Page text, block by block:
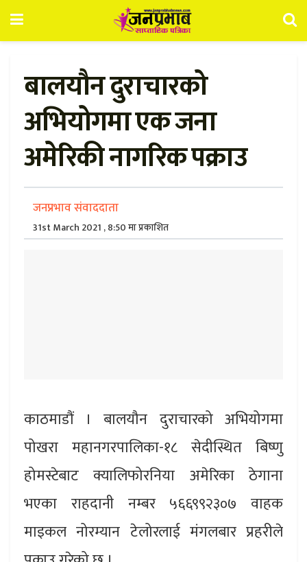
बालयौन दुराचारको
अभियोगमा एक जना
अमेरिकी नागरिक पक्राउ
जनप्रभाव संवाददाता
31st March 2021 , 8:50 मा प्रकाशित
काठमाडौं । बालयौन दुराचारको अभियोगमा
पोखरा महानगरपालिका-१८ सेदीस्थित बिष्णु
होमस्टेबाट क्यालिफोरनिया अमेरिका ठेगाना
भएका राहदानी नम्बर ५६६९९२३०७ वाहक
माइकल नोरम्यान टेलोरलाई मंगलबार प्रहरीले